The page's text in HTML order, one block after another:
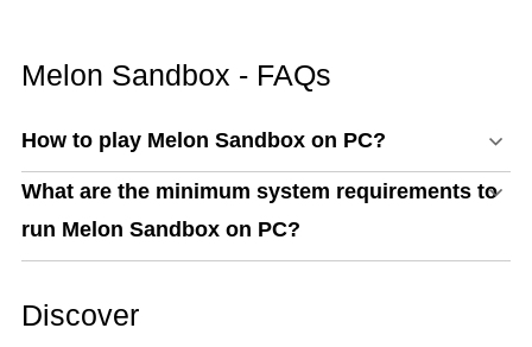
Melon Sandbox - FAQs
How to play Melon Sandbox on PC?
What are the minimum system requirements to
run Melon Sandbox on PC?
Discover